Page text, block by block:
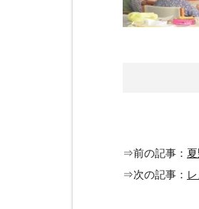
⇒前の記事：
⇒次の記事：